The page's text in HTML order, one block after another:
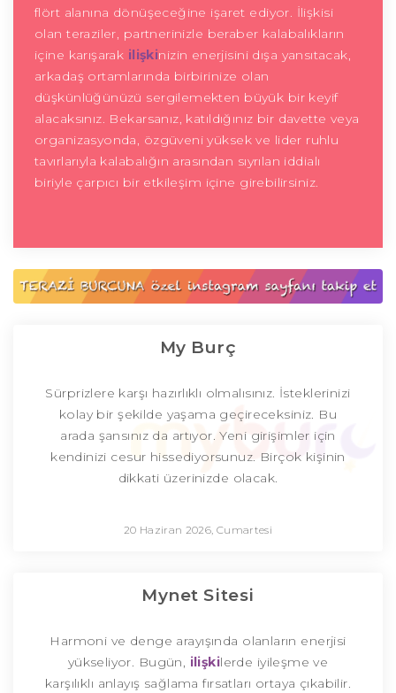
flört alanına dönüşeceğine işaret ediyor. İlişkisi
olan teraziler, partnerinizle beraber kalabalıkların
içine karışarak ilişkinizin enerjisini dışa yansıtacak,
arkadaş ortamlarında birbirinize olan
düşkünlüğünüzü sergilemekten büyük bir keyif
alacaksınız. Bekarsanız, katıldığınız bir davette veya
organizasyonda, özgüveni yüksek ve lider ruhlu
tavırlarıyla kalabalığın arasından sıyrılan iddialı
biriyle çarpıcı bir etkileşim içine girebilirsiniz.
My Burç
Sürprizlere karşı hazırlıklı olmalısınız. İsteklerinizi
kolay bir şekilde yaşama geçireceksiniz. Bu
arada şansınız da artıyor. Yeni girişimler için
kendinizi cesur hissediyorsunuz. Birçok kişinin
dikkati üzerinizde olacak.
20 Haziran 2026, Cumartesi
Mynet Sitesi
Harmoni ve denge arayışında olanların enerjisi
yükseliyor. Bugün, ilişkilerde iyileşme ve
karşılıklı anlayış sağlama fırsatları ortaya çıkabilir.